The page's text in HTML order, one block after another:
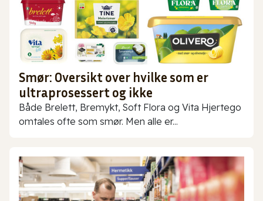
Smør: Oversikt over hvilke som er
ultraprosessert og ikke
Både Brelett, Bremykt, Soft Flora og Vita Hjertego
omtales ofte som smør. Men alle er...